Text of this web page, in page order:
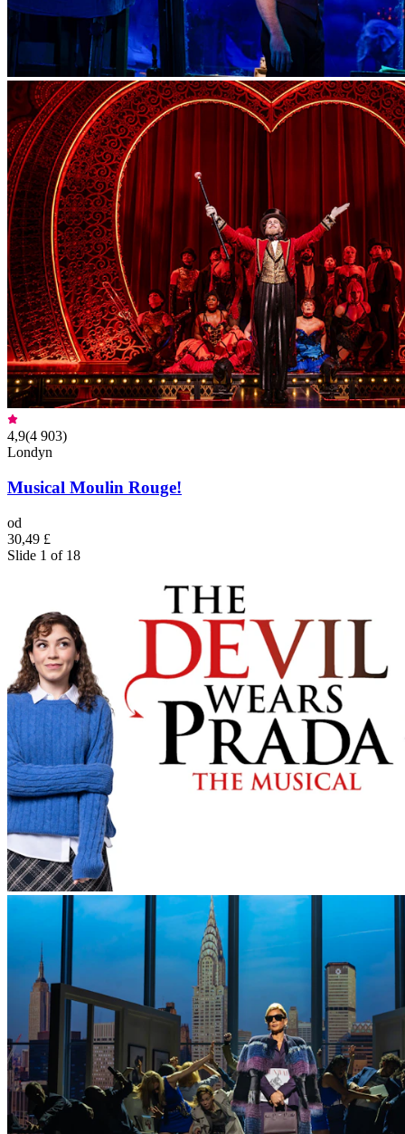
4,9(4 903)
Londyn
Musical Moulin Rouge!
od
30,49 £
Slide 1 of 18